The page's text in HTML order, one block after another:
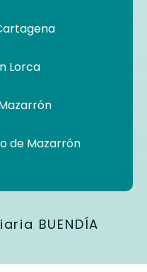
Lorca
de Mazarrón
BUENDÍA